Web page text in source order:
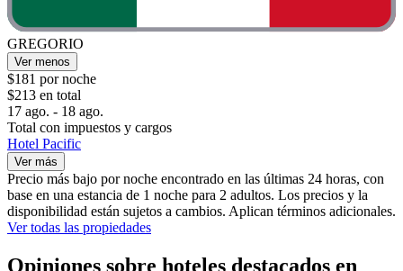
GREGORIO
Ver menos
$181 por noche
$213 en total
17 ago. - 18 ago.
Total con impuestos y cargos
Hotel Pacific
Ver más
Precio más bajo por noche encontrado en las últimas 24 horas, con
base en una estancia de 1 noche para 2 adultos. Los precios y la
disponibilidad están sujetos a cambios. Aplican términos adicionales.
Ver todas las propiedades
Opiniones sobre hoteles destacados en